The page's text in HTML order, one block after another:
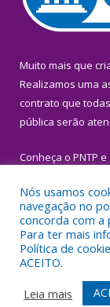
Muito mais que
Realizamos uma
contrato que
pública serão
Conheça o PNTP e
Todos os direitos
Mapa do Site
Nós usamos
navegação no
concorda com a
Para ter mais
Política de
ACEITO.
Leia mais